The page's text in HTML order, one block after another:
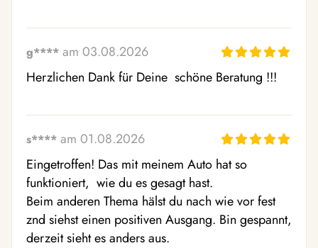
g**** am 03.08.2026
Herzlichen Dank für Deine  schöne Beratung !!!
s**** am 01.08.2026
Eingetroffen! Das mit meinem Auto hat so
funktioniert,  wie du es gesagt hast.
Beim anderen Thema hälst du nach wie vor fest
znd siehst einen positiven Ausgang. Bin gespannt,
derzeit sieht es anders aus.